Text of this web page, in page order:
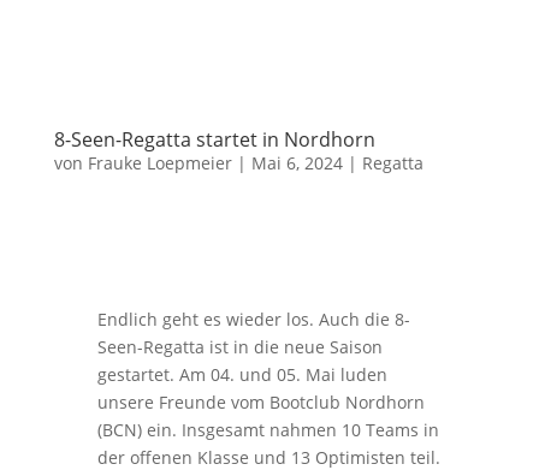
8-Seen-Regatta startet in Nordhorn
von Frauke Loepmeier| Mai 6, 2024| Regatta
Endlich geht es wieder los. Auch die 8-
Seen-Regatta ist in die neue Saison
gestartet. Am 04. und 05. Mai luden
unsere Freunde vom Bootclub Nordhorn
(BCN) ein. Insgesamt nahmen 10 Teams in
der offenen Klasse und 13 Optimisten teil.